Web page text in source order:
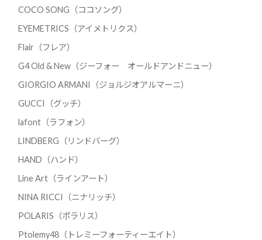
COCO SONG（ココソング）
EYEMETRICS（アイメトリクス）
Flair（フレア）
G4 Old & New（ジーフォー オールドアンドニュー）
GIORGIO ARMANI（ジョルジオアルマーニ）
GUCCI（グッチ）
lafont（ラフォン）
LINDBERG（リンドバーグ）
HAND（ハンド）
Line Art（ラインアート）
NINA RICCI（ニナリッチ）
POLARIS（ポラリス）
Ptolemy48（トレミーフォーティーエイト）